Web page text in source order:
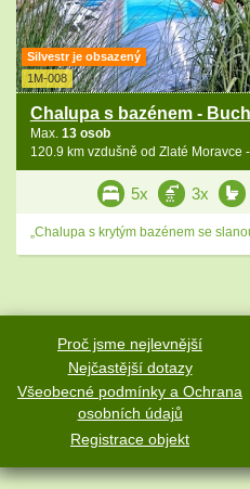
Silvestr je obsazený
1M-008
Chalupa s bazénem -
Max. 13 osob
120.9 km vzdušně od Zlaté Moravce
5x 3x
„Chalupa s krytým bazénem se
Proč jsme nejlevnější
Nejčastější dotazy
Všeobecné podmínky a Ochrana
osobních údajů
Registrace objekt